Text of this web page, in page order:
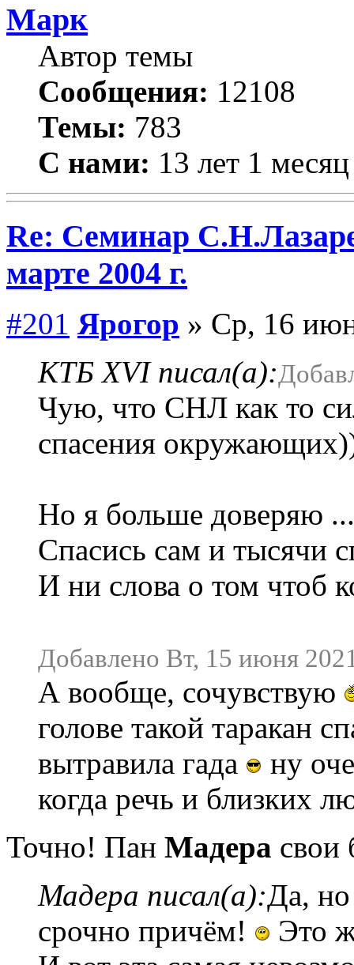
Марк
Автор темы
Сообщения: 12108
Темы: 783
С нами: 13 лет 1 месяц
Re: Семинар
марте 2004 г.
#201 Ярогор » Ср, 16
КТБ XVI писал(а):
Чую, что СНЛ как то
спасения
Но я больше доверяю
Спасись сам и тысячи
И ни слова о том чтоб
Добавлено Вт, 15 июня
А вообще, сочувствую
голове такой таракан
вытравила гада
ну
когда речь и близких
Точно! Пан Мадера свои
Мадера писал(а):Да, но
срочно причём!
Это